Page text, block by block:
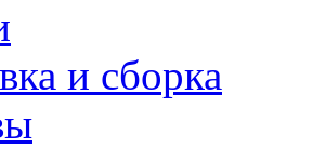
и сборка